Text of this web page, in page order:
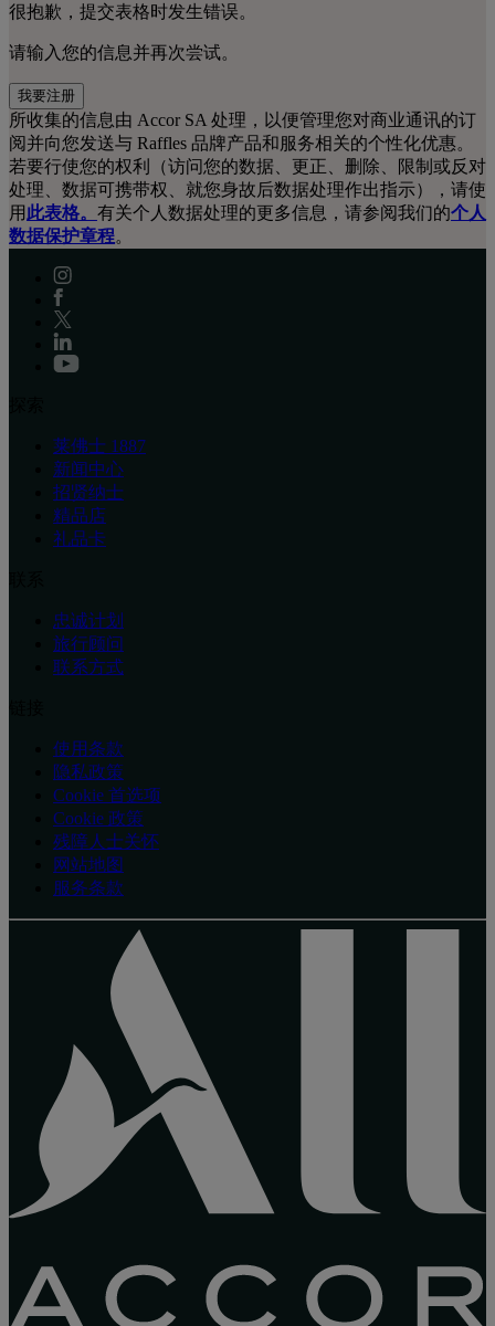
很抱歉，提交表格时发生错误。
请输入您的信息并再次尝试。
我要注册
所收集的信息由 Accor SA 处理，以便管理您对商业通讯的订
阅并向您发送与 Raffles 品牌产品和服务相关的个性化优惠。
若要行使您的权利（访问您的数据、更正、删除、限制或反对
处理、数据可携带权、就您身故后数据处理作出指示），请使
用 此表格。 有关个人数据处理的更多信息，请参阅我们的个人
数据保护章程。
莱佛士 1887
新闻中心
招贤纳士
精品店
礼品卡
忠诚计划
旅行顾问
联系方式
使用条款
隐私政策
Cookie 首选项
Cookie 政策
残障人士关怀
网站地图
服务条款